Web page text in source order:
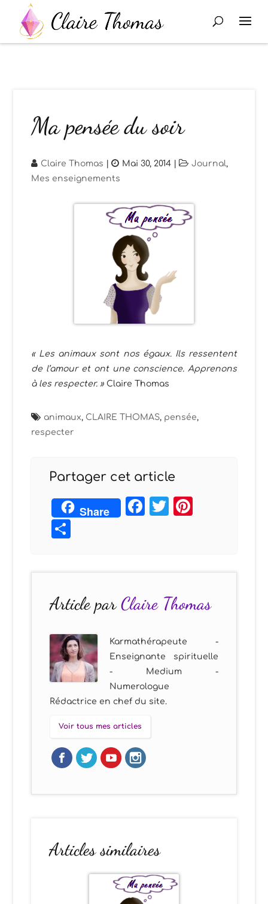
Ma pensée du soir
Claire Thomas | Mai 30, 2014 | Journal,
Mes enseignements
« Les animaux sont nos égaux. Ils ressentent
de l’amour et ont une conscience. Apprenons
à les respecter. » Claire Thomas
animaux, CLAIRE THOMAS, pensée,
respecter
Partager cet article
Share Facebook
Twitter
Article parClaire Thomas
Karmathérapeute -
Enseignante spirituelle
- Medium -
Numerologue
Rédactrice en chef du site.
Voir tous mes articles
Articles similaires